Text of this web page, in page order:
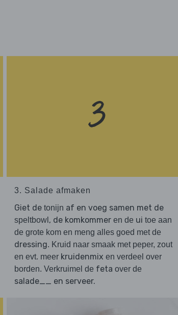
3. Salade afmaken
Giet de tonijn af en voeg samen met de
speltbowl , de komkommer en de ui toe aan
de grote kom en meng alles goed met de
dressing. Kruid naar smaak met peper, zout
en evt. meer kruidenmix en verdeel over
borden. Verkruimel de feta over de
salade__ en serveer.